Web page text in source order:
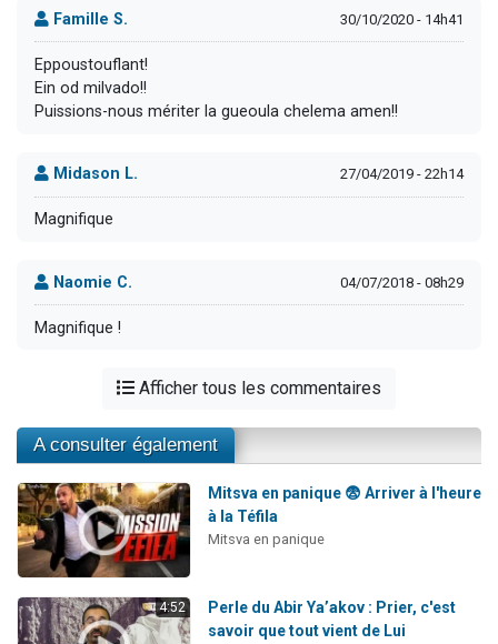
Famille S. 30/10/2020 - 14h41
Eppoustouflant!
Ein od milvado!!
Puissions-nous mériter la gueoula chelema amen!!
Midason L. 27/04/2019 - 22h14
Magnifique
Naomie C. 04/07/2018 - 08h29
Magnifique !
Afficher tous les commentaires
A consulter également
Mitsva en panique 😨 Arriver à l'heure
à la Téfila
Mitsva en panique
4:52
Perle du Abir Ya’akov : Prier, c'est
savoir que tout vient de Lui